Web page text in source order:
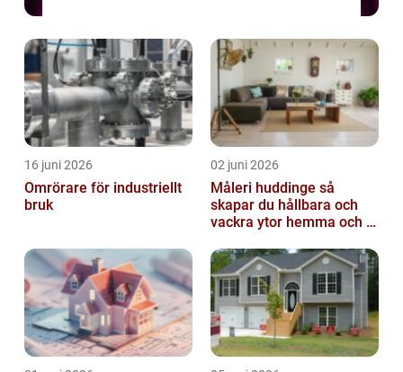
16 juni 2026
Omrörare för industriellt
bruk
02 juni 2026
Måleri huddinge så
skapar du hållbara och
vackra ytor hemma och i